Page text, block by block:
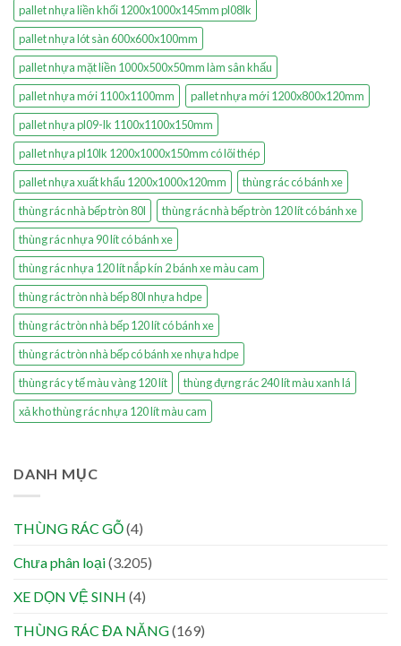
pallet nhựa liền khối 1200x1000x145mm pl08lk
pallet nhựa lót sàn 600x600x100mm
pallet nhựa mặt liền 1000x500x50mm làm sân khấu
pallet nhựa mới 1100x1100mm
pallet nhựa mới 1200x800x120mm
pallet nhựa pl09-lk 1100x1100x150mm
pallet nhựa pl10lk 1200x1000x150mm có lõi thép
pallet nhựa xuất khẩu 1200x1000x120mm
thùng rác có bánh xe
thùng rác nhà bếp tròn 80l
thùng rác nhà bếp tròn 120 lít có bánh xe
thùng rác nhựa 90 lít có bánh xe
thùng rác nhựa 120 lít nắp kín 2 bánh xe màu cam
thùng rác tròn nhà bếp 80l nhựa hdpe
thùng rác tròn nhà bếp 120 lít có bánh xe
thùng rác tròn nhà bếp có bánh xe nhựa hdpe
thùng rác y tế màu vàng 120 lít
thùng đựng rác 240 lít màu xanh lá
xả kho thùng rác nhựa 120 lít màu cam
DANH MỤC
THÙNG RÁC GỖ(4)
Chưa phân loại(3.205)
XE DỌN VỆ SINH (4)
THÙNG RÁC ĐA NĂNG(169)